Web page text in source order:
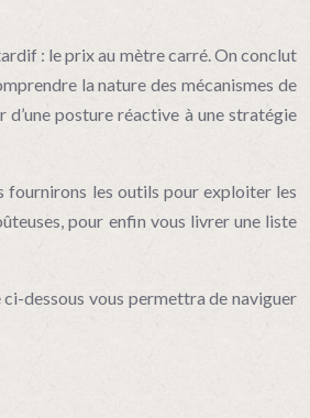
: le prix au mètre carré. On conclut
la nature des mécanismes de
posture réactive à une stratégie
fournirons les outils pour exploiter les
pour enfin vous livrer une liste
dessous vous permettra de naviguer